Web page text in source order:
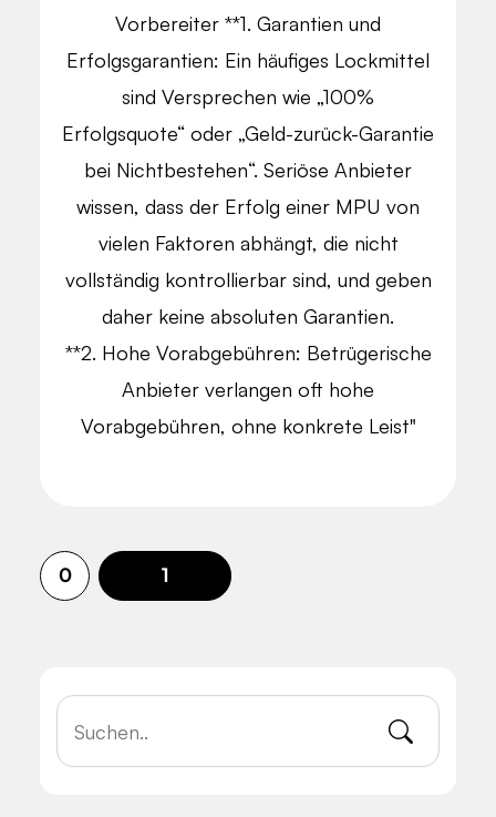
Vorbereiter **1. Garantien und
Erfolgsgarantien: Ein häufiges Lockmittel
sind Versprechen wie „100%
Erfolgsquote“ oder „Geld-zurück-Garantie
bei Nichtbestehen“. Seriöse Anbieter
wissen, dass der Erfolg einer MPU von
vielen Faktoren abhängt, die nicht
vollständig kontrollierbar sind, und geben
daher keine absoluten Garantien.
**2. Hohe Vorabgebühren: Betrügerische
Anbieter verlangen oft hohe
Vorabgebühren, ohne konkrete Leist"
0 1